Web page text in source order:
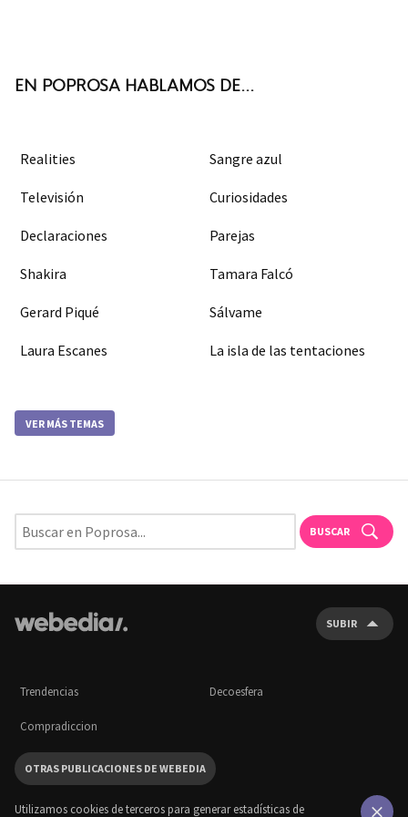
EN POPROSA HABLAMOS DE...
Realities Sangre azul
Televisión Curiosidades
Declaraciones Parejas
Shakira Tamara Falcó
Gerard Piqué Sálvame
Laura Escanes La isla de las tentaciones
VER MÁS TEMAS
BUSCAR
SUBIR
Trendencias Decoesfera
Compradiccion
OTRAS PUBLICACIONES DE WEBEDIA
Utilizamos cookies de terceros para generar estadísticas de